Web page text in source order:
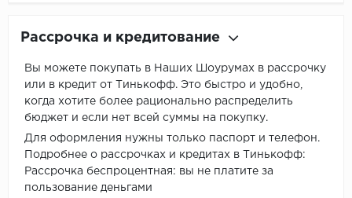
Рассрочка и кредитование
Вы можете покупать в Наших Шоурумах в рассрочку
или в кредит от Тинькофф. Это быстро и удобно,
когда хотите более рационально распределить
бюджет и если нет всей суммы на покупку.
Для оформления нужны только паспорт и телефон.
Подробнее о рассрочках и кредитах в Тинькофф:
Рассрочка беспроцентная: вы не платите за
пользование деньгами